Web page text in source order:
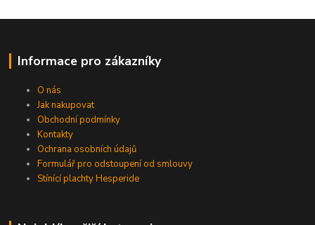
Informace pro zákazníky
O nás
Jak nakupovat
Obchodní podmínky
Kontakty
Ochrana osobních údajů
Formulář pro odstoupení od smlouvy
Stínící plachty Hesperide